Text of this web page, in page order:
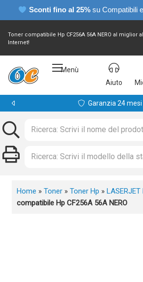
Sconti fino al 25% su Compatibili
Toner compatibile Hp CF256A 56A NERO al miglior
Internet!
Menù
Aiuto
Garanzia 24 mesi
Home » Toner » Toner Hp » LASERJET
compatibile Hp CF256A 56A NERO